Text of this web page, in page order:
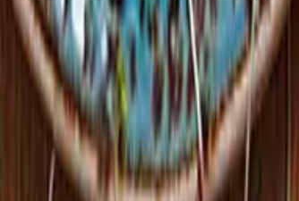
Nytt
Vin
Öl
Sprit
Cider & Blanddryck
Alkoholfritt
Hållbarhet
Dryck & Mat
Alkohol & hälsa